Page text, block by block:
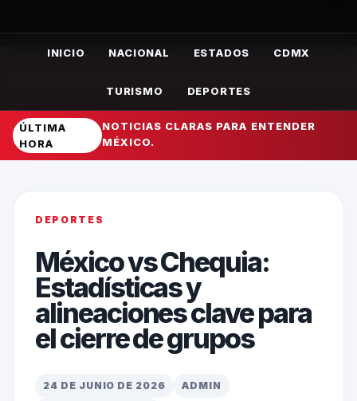
INICIO NACIONAL ESTADOS CDMX
TURISMO DEPORTES
ÚLTIMA
HORA
NOTICIAS CLARAS PARA ENTENDER
MÉXICO.
DEPORTES
México vs Chequia:
Estadísticas y
alineaciones clave para
el cierre de grupos
24 DE JUNIO DE 2026
ADMIN